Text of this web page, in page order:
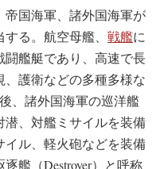
帝国海軍、諸外国海軍が
る。航空母艦、 戦艦に
艦艇であり、高速で長
護衛などの多種多様な
、諸外国海軍の巡洋艦
、対艦ミサイルを装備
イル、軽火砲などを装備
艦（Destroyer）と呼称